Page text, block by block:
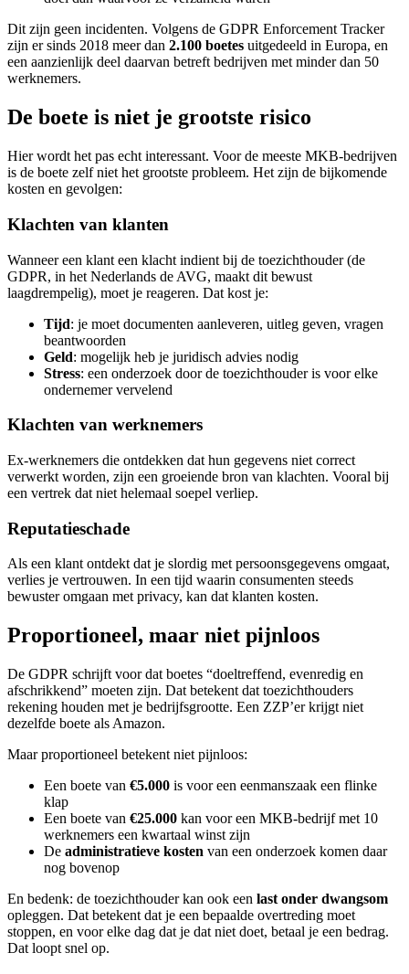
Dit zijn geen incidenten. Volgens de GDPR Enforcement Tracker
zijn er sinds 2018 meer dan 2.100 boetes uitgedeeld in Europa, en
een aanzienlijk deel daarvan betreft bedrijven met minder dan 50
werknemers.
De boete is niet je grootste risico
Hier wordt het pas echt interessant. Voor de meeste MKB-bedrijven
is de boete zelf niet het grootste probleem. Het zijn de bijkomende
kosten en gevolgen:
Klachten van klanten
Wanneer een klant een klacht indient bij de toezichthouder (de
GDPR, in het Nederlands de AVG, maakt dit bewust
laagdrempelig), moet je reageren. Dat kost je:
Tijd: je moet documenten aanleveren, uitleg geven, vragen
beantwoorden
Geld: mogelijk heb je juridisch advies nodig
Stress: een onderzoek door de toezichthouder is voor elke
ondernemer vervelend
Klachten van werknemers
Ex-werknemers die ontdekken dat hun gegevens niet correct
verwerkt worden, zijn een groeiende bron van klachten. Vooral bij
een vertrek dat niet helemaal soepel verliep.
Reputatieschade
Als een klant ontdekt dat je slordig met persoonsgegevens omgaat,
verlies je vertrouwen. In een tijd waarin consumenten steeds
bewuster omgaan met privacy, kan dat klanten kosten.
Proportioneel, maar niet pijnloos
De GDPR schrijft voor dat boetes “doeltreffend, evenredig en
afschrikkend” moeten zijn. Dat betekent dat toezichthouders
rekening houden met je bedrijfsgrootte. Een ZZP’er krijgt niet
dezelfde boete als Amazon.
Maar proportioneel betekent niet pijnloos:
Een boete van €5.000 is voor een eenmanszaak een flinke
klap
Een boete van €25.000 kan voor een MKB-bedrijf met 10
werknemers een kwartaal winst zijn
De administratieve kosten van een onderzoek komen daar
nog bovenop
En bedenk: de toezichthouder kan ook een last onder dwangsom
opleggen. Dat betekent dat je een bepaalde overtreding moet
stoppen, en voor elke dag dat je dat niet doet, betaal je een bedrag.
Dat loopt snel op.